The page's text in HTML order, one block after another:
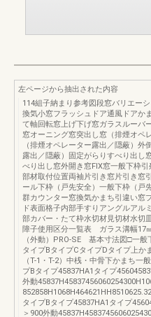
左ページから抽出された内容
114組子納まり参考図段窓バリエー
換気小窓フラッシュドア通風ドアか
て軸回転窓上げ下げ窓ガラスルーバ
窓オーニング窓突出し窓（排煙オペ
（排煙オペレーター露出／隠蔽）外
露出／隠蔽）固定がらりすべり出し
べり出し窓外開き窓FIX窓一般下枠引
部材取付位置両袖片引き窓片引き窓
ール下枠（戸先安全）一般下枠（戸
群カウンター窓換気かまち引違い窓
ド表面格子内部手すりアングルアル
部カバー・たて枠水切材見切材水切
障子使用区分一覧表 ガラス溝幅17
（外動）PRO-SE 基本寸法図□一般
タイプBタイプCタイプDタイプ上か
（T-1・T-2）中桟・中骨下かまち一
プBタイプ45837HA1タイプ
外動
タイプBタイプ45837HA1タイプ
＞900外動